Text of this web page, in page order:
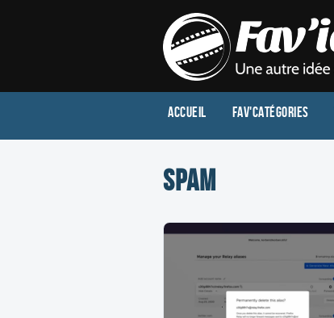
Accueil Fav'Catégories
spam